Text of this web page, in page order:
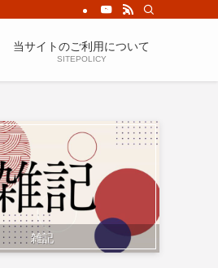
当サイトのご利用について
SITEPOLICY
雑記